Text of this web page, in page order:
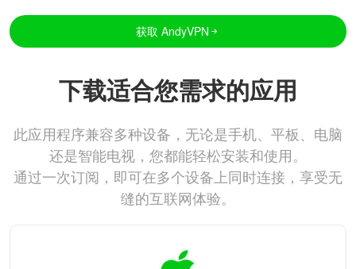
获取 AndyVPN
下载适合您需求的应用
此应用程序兼容多种设备，无论是手机、平板、电脑
还是智能电视，您都能轻松安装和使用。
通过一次订阅，即可在多个设备上同时连接，享受无
缝的互联网体验。